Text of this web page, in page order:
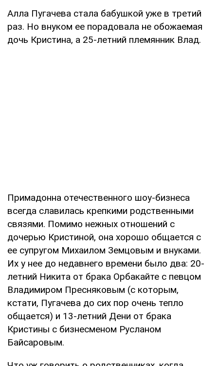
Алла Пугачева стала бабушкой уже в третий
раз. Но внуком ее порадовала не обожаемая
дочь Кристина, а 25-летний племянник Влад.
Примадонна отечественного шоу-бизнеса
всегда славилась крепкими родственными
связями. Помимо нежных отношений с
дочерью Кристиной, она хорошо общается с
ее супругом Михаилом Земцовым и внуками.
Их у нее до недавнего времени было два: 20-
летний Никита от брака Орбакайте с певцом
Владимиром Пресняковым (с которым,
кстати, Пугачева до сих пор очень тепло
общается) и 13-летний Дени от брака
Кристины с бизнесменом Русланом
Байсаровым.